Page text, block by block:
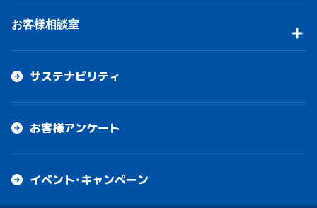
お客様相談室
サステナビリティ
お客様アンケート
イベント・キャンペーン